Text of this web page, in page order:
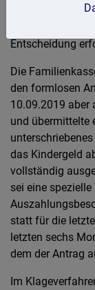
unterschrieben
Entscheidung
Die
den formlosen
10.09.2019 aber
und übermittelte
das Kindergeld
vollständig
sei eine
statt für die
letzten sechs
dem der Antrag
Im